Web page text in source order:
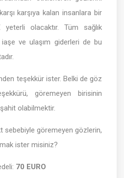
karşıya kalan insanlara bir
olacaktır. Tüm sağlık
ve ulaşım giderleri de bu
teşekkür ister. Belki de göz
göremeyen birisinin
olabilmektir.
sebebiyle göremeyen gözlerin,
ister misiniz?
70 EURO